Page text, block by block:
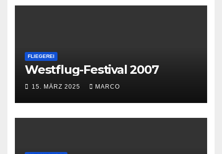
FLIEGEREI
Westflug-Festival 2007
15. MÄRZ 2025 MARCO